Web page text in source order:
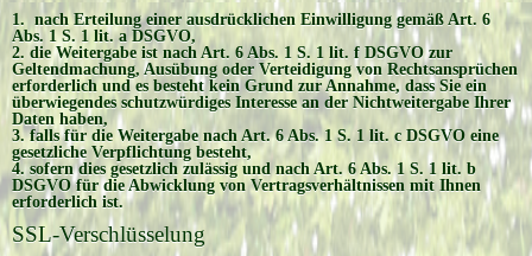
1. nach Erteilung einer ausdrücklichen Einwilligung gemäß Art. 6
Abs. 1 S. 1 lit. a DSGVO,
2. die Weitergabe ist nach Art. 6 Abs. 1 S. 1 lit. f DSGVO zur
Geltendmachung, Ausübung oder Verteidigung von Rechtsansprüchen
erforderlich und es besteht kein Grund zur Annahme, dass Sie ein
überwiegendes schutzwürdiges Interesse an der Nichtweitergabe Ihrer
Daten haben,
3. falls für die Weitergabe nach Art. 6 Abs. 1 S. 1 lit. c DSGVO eine
gesetzliche Verpflichtung besteht,
4. sofern dies gesetzlich zulässig und nach Art. 6 Abs. 1 S. 1 lit. b
DSGVO für die Abwicklung von Vertragsverhältnissen mit Ihnen
erforderlich ist.
SSL-Verschlüsselung